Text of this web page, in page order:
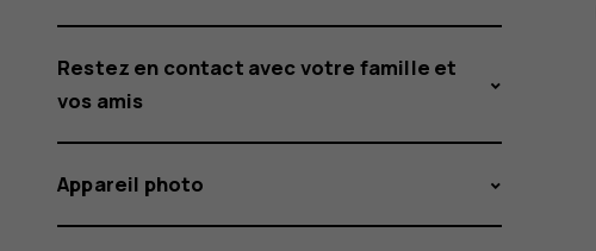
Restez en contact avec votre famille et
vos amis
Appareil photo